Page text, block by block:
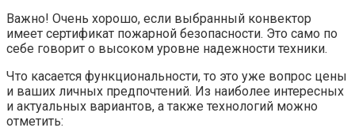
Важно! Очень хорошо, если выбранный конвектор
имеет сертификат пожарной безопасности. Это само по
себе говорит о высоком уровне надежности техники.
Что касается функциональности, то это уже вопрос цены
и ваших личных предпочтений. Из наиболее интересных
и актуальных вариантов, а также технологий можно
отметить: